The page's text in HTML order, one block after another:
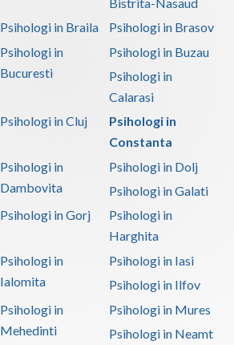
Psihologi in Braila
Psihologi in Brasov
Psihologi in
Bucuresti
Psihologi in Buzau
Psihologi in
Calarasi
Psihologi in Cluj
Psihologi in
Constanta
Psihologi in
Dambovita
Psihologi in Dolj
Psihologi in Galati
Psihologi in Gorj
Psihologi in
Harghita
Psihologi in
Ialomita
Psihologi in Iasi
Psihologi in Ilfov
Psihologi in
Mehedinti
Psihologi in Mures
Psihologi in Neamt